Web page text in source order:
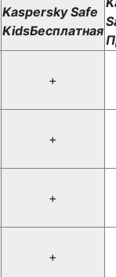
Kaspersky Safe
KidsБесплатная
+
+
+
+